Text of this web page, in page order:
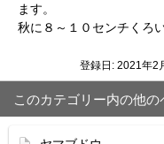
ます。
秋に８～１０センチくろ
登録日: 2021年2
このカテゴリー内の他の